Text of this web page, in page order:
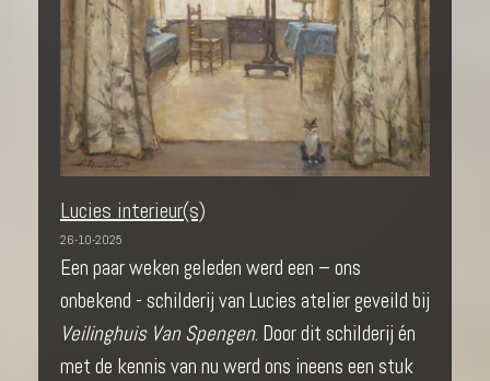
Lucies interieur(s)
26-10-2025
Een paar weken geleden werd een – ons
onbekend - schilderij van Lucies atelier geveild bij
Veilinghuis Van Spengen. Door dit schilderij én
met de kennis van nu werd ons ineens een stuk